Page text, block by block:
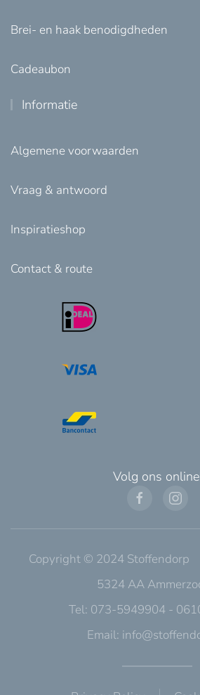
Brei- en haak benodigdheden
Cadeaubon
Informatie
Algemene voorwaarden
Vraag & antwoord
Inspiratieshop
Contact & route
Volg ons
Copyright © 2024 Stoffendorp
5324 AA
Tel: 073-5949904 -
Email: